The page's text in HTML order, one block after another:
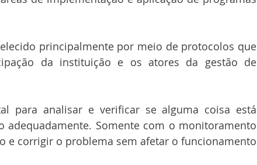
principalmente por meio de protocolos que
da instituição e os atores da gestão de
para analisar e verificar se alguma coisa está
adequadamente. Somente com o monitoramento
e corrigir o problema sem afetar o funcionamento